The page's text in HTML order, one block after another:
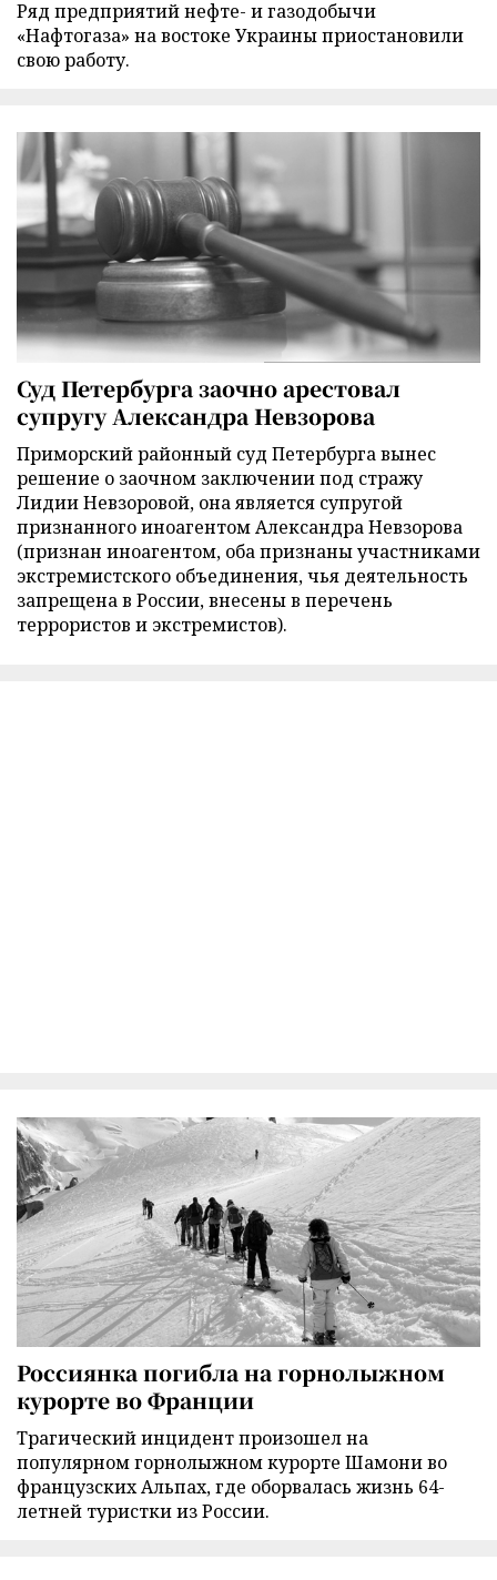
Ряд предприятий нефте- и газодобычи
«Нафтогаза» на востоке Украины приостановили
свою работу.
Суд Петербурга заочно арестовал
супругу Александра Невзорова
Приморский районный суд Петербурга вынес
решение о заочном заключении под стражу
Лидии Невзоровой, она является супругой
признанного иноагентом Александра Невзорова
(признан иноагентом, оба признаны участниками
экстремистского объединения, чья деятельность
запрещена в России, внесены в перечень
террористов и экстремистов).
Россиянка погибла на горнолыжном
курорте во Франции
Трагический инцидент произошел на
популярном горнолыжном курорте Шамони во
французских Альпах, где оборвалась жизнь 64-
летней туристки из России.